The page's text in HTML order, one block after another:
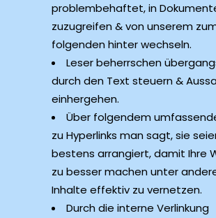
problembehaftet, in
zuzugreifen & von unserem
folgenden hinter wechseln.
Leser beherrschen
durch den Text steuern &
einhergehen.
Über folgendem
zu Hyperlinks man sagt, sie
bestens arrangiert, damit Ihre
zu besser machen unter
Inhalte effektiv zu vernetzen.
Durch die interne Verlinkung